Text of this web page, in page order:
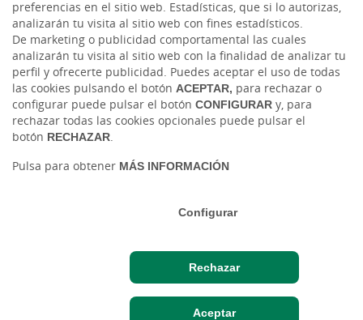
preferencias en el sitio web. Estadísticas, que si lo autorizas,
analizarán tu visita al sitio web con fines estadísticos.
De marketing o publicidad comportamental las cuales
analizarán tu visita al sitio web con la finalidad de analizar tu
perfil y ofrecerte publicidad. Puedes aceptar el uso de todas
las cookies pulsando el botón ACEPTAR, para rechazar o
configurar puede pulsar el botón CONFIGURAR y, para
rechazar todas las cookies opcionales puede pulsar el
botón RECHAZAR.
Pulsa para obtener MÁS INFORMACIÓN
Configurar
Rechazar
Aceptar
Acceso cliente
Facebook
Blog Caja Rural Jaén
Protección de datos